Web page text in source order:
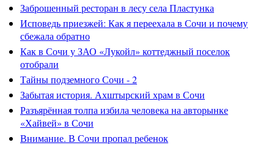
Заброшенный ресторан в лесу села Пластунка
Исповедь приезжей: Как я переехала в Сочи и почему
сбежала обратно
Как в Сочи у ЗАО «Лукойл» коттеджный поселок
отобрали
Тайны подземного Сочи - 2
Забытая история. Ахштырский храм в Сочи
Разъярённая толпа избила человека на авторынке
«Хайвей» в Сочи
Внимание. В Сочи пропал ребенок